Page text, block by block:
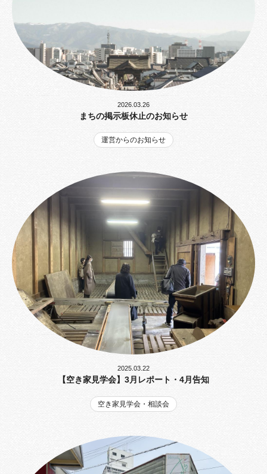
2026.03.26
まちの掲示板休止のお知らせ
運営からのお知らせ
2025.03.22
【空き家見学会】3月レポート・4月告知
空き家見学会・相談会